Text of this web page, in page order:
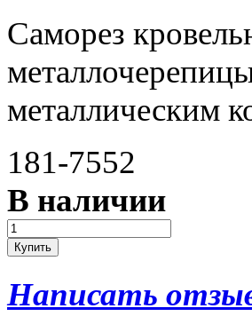
Саморез
металлическим
181-7552
В наличии
Написать